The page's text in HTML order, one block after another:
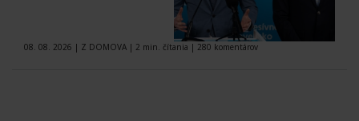
08. 08. 2026 | Z DOMOVA | 2 min. čítania | 280 komentárov